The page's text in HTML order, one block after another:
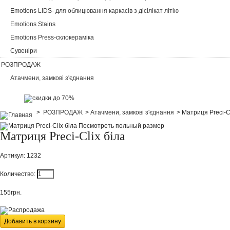
Emotions LIDS- для облицювання каркасів з дісілікат літію
Emotions Stains
Emotions Press-склокераміка
Сувеніри
РОЗПРОДАЖ
Атачмени, замкові з'єднання
> РОЗПРОДАЖ > Атачмени, замкові з'єднання > Матриця Preci-
Посмотреть польный размер
Матриця Preci-Clix біла
Артикул: 1232
Количество:
155грн.